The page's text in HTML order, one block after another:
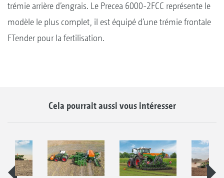
trémie arrière d’engrais. Le Precea 6000-2FCC représente le
modèle le plus complet, il est équipé d’une trémie frontale
FTender pour la fertilisation.
Cela pourrait aussi vous intéresser